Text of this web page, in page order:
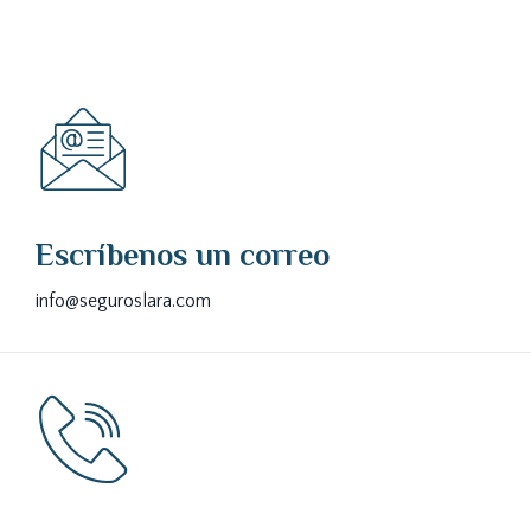
Escríbenos un correo
info@seguroslara.com